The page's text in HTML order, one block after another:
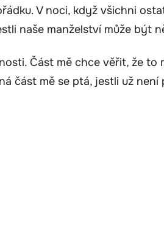
V noci, když všichni
naše manželství může být
Část mě chce věřit, že
část mě se ptá, jestli už není